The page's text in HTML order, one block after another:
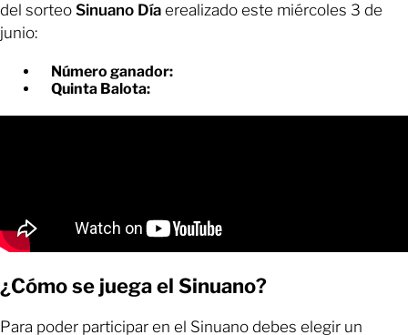
del sorteo Sinuano Día erealizado este miércoles 3 de
junio:
Número ganador:
Quinta Balota:
¿Cómo se juega el Sinuano?
Para poder participar en el Sinuano debes elegir un